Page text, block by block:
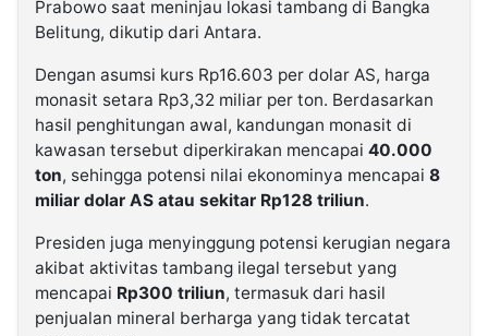
Prabowo saat meninjau lokasi tambang di Bangka
Belitung, dikutip dari Antara.
Dengan asumsi kurs Rp16.603 per dolar AS, harga
monasit setara Rp3,32 miliar per ton. Berdasarkan
hasil penghitungan awal, kandungan monasit di
kawasan tersebut diperkirakan mencapai 40.000
ton, sehingga potensi nilai ekonominya mencapai 8
miliar dolar AS atau sekitar Rp128 triliun.
Presiden juga menyinggung potensi kerugian negara
akibat aktivitas tambang ilegal tersebut yang
mencapai Rp300 triliun, termasuk dari hasil
penjualan mineral berharga yang tidak tercatat